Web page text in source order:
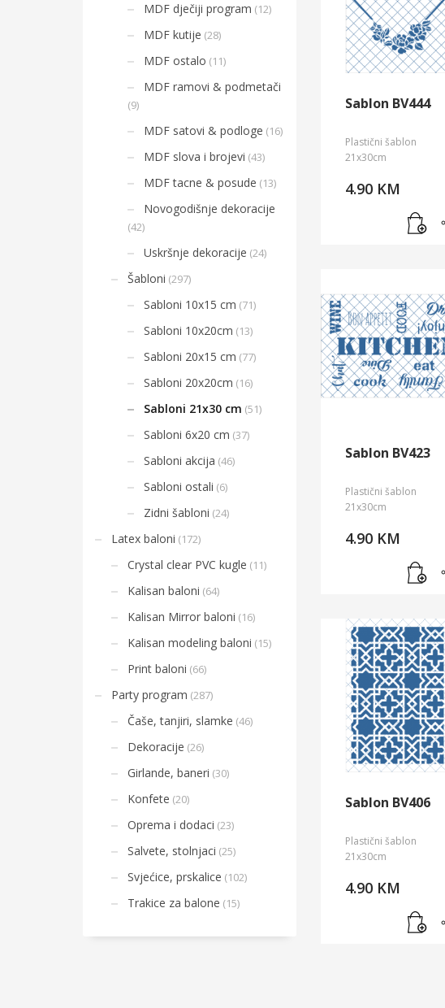
Sablon BV444
Plastični šablon
21x30cm
4.90 KM
Sablon BV423
Plastični šablon
21x30cm
4.90 KM
Sablon BV406
Plastični šablon
21x30cm
4.90 KM
MDF dječiji program (12)
MDF kutije (28)
MDF ostalo (11)
MDF ramovi & podmetači
(9)
MDF satovi & podloge (16)
MDF slova i brojevi (43)
MDF tacne & posude (13)
Novogodišnje dekoracije
(42)
Uskršnje dekoracije (24)
Šabloni (297)
Sabloni 10x15 cm (71)
Sabloni 10x20cm (13)
Sabloni 20x15 cm (77)
Sabloni 20x20cm (16)
Sabloni 21x30 cm (51)
Sabloni 6x20 cm (37)
Sabloni akcija (46)
Sabloni ostali (6)
Zidni šabloni (24)
Latex baloni (172)
Crystal clear PVC kugle (11)
Kalisan baloni (64)
Kalisan Mirror baloni (16)
Kalisan modeling baloni (15)
Print baloni (66)
Party program (287)
Čaše, tanjiri, slamke (46)
Dekoracije (26)
Girlande, baneri (30)
Konfete (20)
Oprema i dodaci (23)
Salvete, stolnjaci (25)
Svjećice, prskalice (102)
Trakice za balone (15)